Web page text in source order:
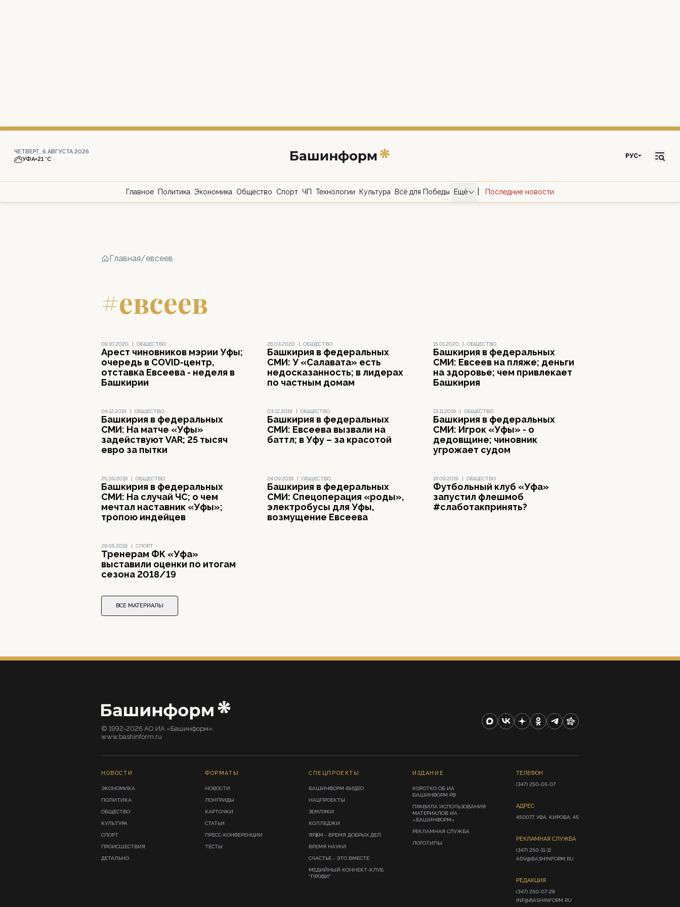
ЧЕТВЕРГ, 6 АВГУСТА 2026
УФА+21 °С РУС
Главное Политика Экономика Общество Спорт ЧП Технологии Культура Всё для Победы Ещё Последние новости
Главная/евсеев
#евсеев
09.10.2020 | ОБЩЕСТВО
Арест чиновников мэрии Уфы;
очередь в COVID-центр,
отставка Евсеева - неделя в
Башкирии
26.03.2020 | ОБЩЕСТВО
Башкирия в федеральных
СМИ: У «Салавата» есть
недосказанность; в лидерах
по частным домам
15.01.2020 | ОБЩЕСТВО
Башкирия в федеральных
СМИ: Евсеев на пляже; деньги
на здоровье; чем привлекает
Башкирия
04.12.2019 | ОБЩЕСТВО
Башкирия в федеральных
СМИ: На матче «Уфы»
задействуют VAR; 25 тысяч
евро за пытки
03.12.2019 | ОБЩЕСТВО
Башкирия в федеральных
СМИ: Евсеева вызвали на
баттл; в Уфу – за красотой
13.11.2019 | ОБЩЕСТВО
Башкирия в федеральных
СМИ: Игрок «Уфы» - о
дедовщине; чиновник
угрожает судом
25.09.2019 | ОБЩЕСТВО
Башкирия в федеральных
СМИ: На случай ЧС; о чем
мечтал наставник «Уфы»;
тропою индейцев
24.09.2019 | ОБЩЕСТВО
Башкирия в федеральных
СМИ: Спецоперация «роды»,
электробусы для Уфы,
возмущение Евсеева
19.09.2019 | ОБЩЕСТВО
Футбольный клуб «Уфа»
запустил флешмоб
#слаботакпринять?
29.05.2019 | СПОРТ
Тренерам ФК «Уфа»
выставили оценки по итогам
сезона 2018/19
ВСЕ МАТЕРИАЛЫ
© 1992-2026 АО ИА «Башинформ».
www.bashinform.ru
НОВОСТИ
ЭКОНОМИКА
ПОЛИТИКА
ОБЩЕСТВО
КУЛЬТУРА
СПОРТ
ПРОИСШЕСТВИЯ
ДЕТАЛЬНО
ФОРМАТЫ
НОВОСТИ
ЛОНГРИДЫ
КАРТОЧКИ
СТАТЬИ
ПРЕСС-КОНФЕРЕНЦИИ
ТЕСТЫ
СПЕЦПРОЕКТЫ
БАШИНФОРМ-ВИДЕО
НАЦПРОЕКТЫ
ЗЕМЛЯКИ
КОЛЛЕДЖИ
ЯРҘАМ - ВРЕМЯ ДОБРЫХ ДЕЛ
ВРЕМЯ НАУКИ
СЧАСТЬЕ - ЭТО ВМЕСТЕ
МЕДИЙНЫЙ КОННЕКТ-КЛУБ
"ПРОФИ"
ИЗДАНИЕ
КОРОТКО ОБ ИА
БАШИНФОРМ.РФ
ПРАВИЛА ИСПОЛЬЗОВАНИЯ
МАТЕРИАЛОВ ИА
«БАШИНФОРМ»
РЕКЛАМНАЯ СЛУЖБА
ЛОГОТИПЫ
ТЕЛЕФОН
(347) 250-05-07
АДРЕС
450077, УФА, КИРОВА, 45
РЕКЛАМНАЯ СЛУЖБА
(347) 250-11-11
ADV@BASHINFORM.RU
РЕДАКЦИЯ
(347) 250-07-28
INF@BASHINFORM.RU